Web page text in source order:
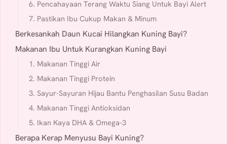
6. Pencahayaan Terang Waktu Siang Untuk Bayi Alert
7. Pastikan Ibu Cukup Makan & Minum
Berkesankah Daun Kucai Hilangkan Kuning Bayi?
Makanan Ibu Untuk Kurangkan Kuning Bayi
1. Makanan Tinggi Air
2. Makanan Tinggi Protein
3. Sayur-Sayuran Hijau Bantu Penghasilan Susu Badan
4. Makanan Tinggi Antioksidan
5. Ikan Kaya DHA & Omega-3
Berapa Kerap Menyusu Bayi Kuning?